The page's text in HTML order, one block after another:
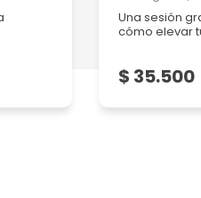
Una sesión
cómo elevar
$ 35.500